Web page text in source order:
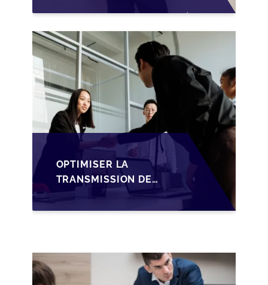
LUXEMBOURGEOISES
STRUCTURATION DES
SOPARFI
OPTIMISER LA
TRANSMISSION DE
PME
LUXEMBOURGEOISES
HOLDING SOPARFI